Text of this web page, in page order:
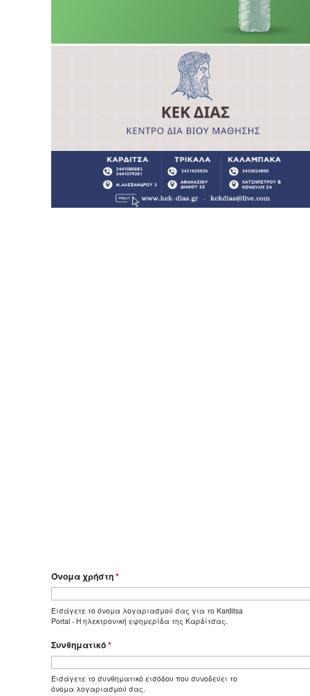
Όνομα χρήστη*
Εισάγετε το όνομα λογαριασμού σας για το Karditsa
Portal - Η ηλεκτρονική εφημερίδα της Καρδίτσας.
Συνθηματικό*
Εισάγετε το συνθηματικό εισόδου που συνοδεύει το
όνομα λογαριασμού σας.